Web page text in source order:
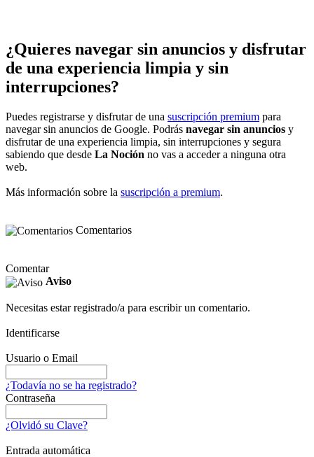
¿Quieres navegar sin anuncios y disfrutar
de una experiencia limpia y sin
interrupciones?
Puedes registrarse y disfrutar de una suscripción premium para
navegar sin anuncios de Google. Podrás navegar sin anuncios y
disfrutar de una experiencia limpia, sin interrupciones y segura
sabiendo que desde La Noción no vas a acceder a ninguna otra
web.
Más información sobre la suscripción a premium.
Comentarios
Comentar
Aviso
Necesitas estar registrado/a para escribir un comentario.
Identificarse
Usuario o Email
¿Todavía no se ha registrado?
Contraseña
¿Olvidó su Clave?
Entrada automática